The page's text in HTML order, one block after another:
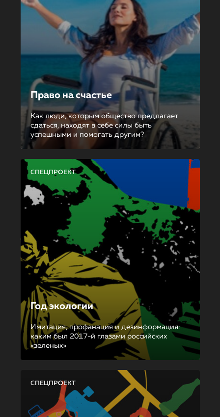
Право на счастье
Как люди, которым общество предлагает
сдаться, находят в себе силы быть
успешными и помогать другим?
СПЕЦПРОЕКТ
Год экологии
Имитация, профанация и дезинформация:
каким был 2017-й глазами российских
«зеленых»
СПЕЦПРОЕКТ